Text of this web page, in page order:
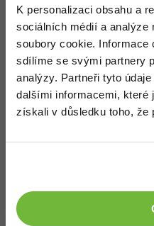
K personalizaci obsahu a
sociálních médií a
soubory cookie. Informace
sdílíme se svými partnery
analýzy. Partneři tyto
dalšími informacemi, které
získali v důsledku toho, že
Obrysje čára kolem
vždy tak banální.
čáry v obrazci obsažené,
žlutý (a s velikou
obrázek: